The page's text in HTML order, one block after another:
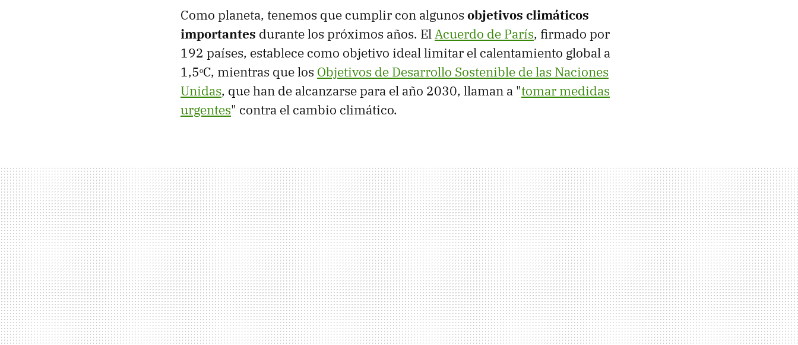
Como planeta, tenemos que cumplir con algunos objetivos climáticos
importantes durante los próximos años. ElAcuerdo de París, firmado por
192 países, establece como objetivo ideal limitar el calentamiento global a
1,5ᵒC, mientras que los Objetivos de Desarrollo Sostenible de las Naciones
Unidas, que han de alcanzarse para el año 2030, llaman a "tomar medidas
urgentes" contra el cambio climático.